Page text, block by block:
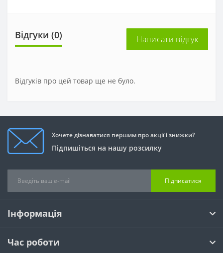
Відгуки (0) Написати відгук
Відгуків про цей товар ще не було.
Хочете дізнаватися першим про акції і знижки?
Підпишіться на нашу розсилку
Підписатися
Інформація
Час роботи